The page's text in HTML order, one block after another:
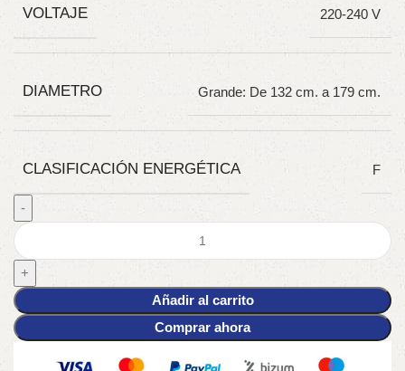
VOLTAJE 220-240 V
DIAMETRO Grande: De 132 cm. a 179 cm.
CLASIFICACIÓN ENERGÉTICA F
Añadir al carrito
Comprar ahora